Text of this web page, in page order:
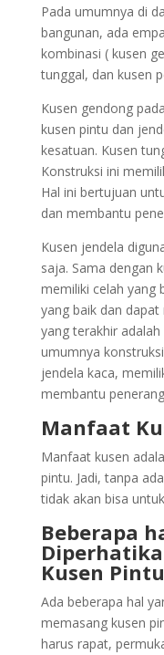
Pada umumnya di
bangunan, ada
kombinasi ( kusen
tunggal, dan kusen
Kusen gendong
kusen pintu dan
kesatuan. Kusen
Konstruksi ini
Hal ini bertujuan
dan membantu
Kusen jendela
saja. Sama dengan
memiliki celah yang
yang baik dan
yang terakhir
umumnya
jendela kaca,
membantu
Manfaat
Manfaat kusen
pintu. Jadi, tanpa
tidak akan bisa
Beberapa
Kusen Pintu
Ada beberapa hal
memasang kusen
harus rapat,